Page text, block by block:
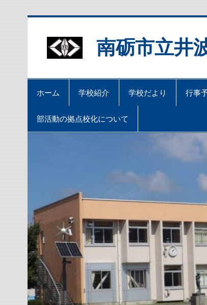
南砺市立井
ホーム 学校紹介 学校だより 行事
部活動の拠点校化について